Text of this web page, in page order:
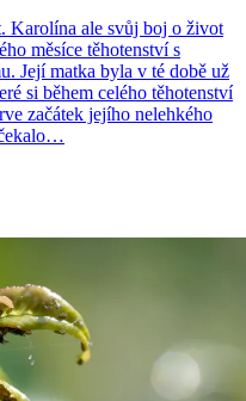
Karolína ale svůj boj o život
měsíce těhotenství s
Její matka byla v té době už
si během celého těhotenství
začátek jejího nelehkého